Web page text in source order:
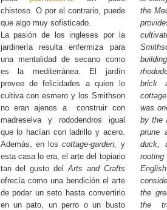
chistoso. O por el contrario, puede
que algo muy sofisticado.
La pasión de los ingleses por la
jardinería resulta enfermiza para
una mentalidad de secano como
es la mediterránea. El jardín
provee de felicidades a quien lo
cultiva con esmero y los Smithson
no eran ajenos a construir con
madreselva y rododendros igual
que lo hacían con ladrillo y acero.
Además, en loscottage-garden, y
esta casa lo era, el arte del topiario
tan del gusto del Arts and Crafts
ofrecía como una bendición el arte
de podar un seto hasta convertirlo
en un pato, un perro o un busto
the
brick
was
by the
prune
duck,
the
the